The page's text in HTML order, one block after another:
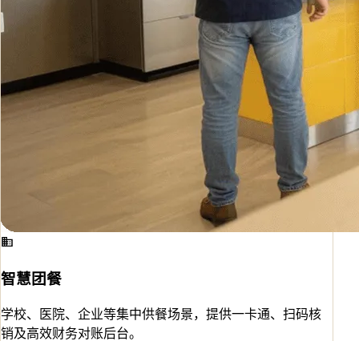
智慧团餐
学校、医院、企业等集中供餐场景，提供一卡通、扫码核
销及高效财务对账后台。